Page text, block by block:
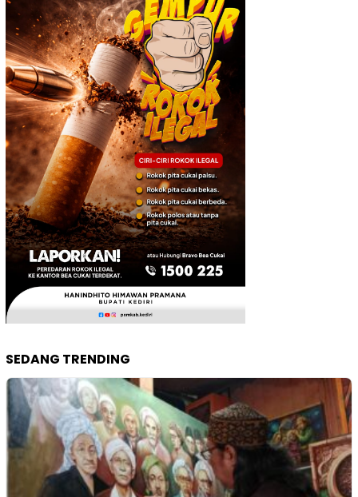
SEDANG TRENDING